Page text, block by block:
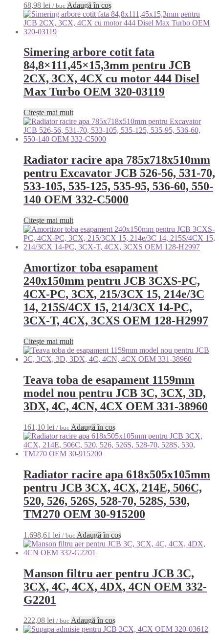
68,98 lei / buc Adaugă în coș
Simering arbore cotit fata
84,8×111,45×15,3mm pentru JCB
2CX, 3CX, 4CX cu motor 444 Disel
Max Turbo OEM 320-03119
Citește mai mult
Radiator racire apa 785x718x510mm
pentru Excavator JCB 526-56, 531-70,
533-105, 535-125, 535-95, 536-60, 550-
140 OEM 332-C5000
Citește mai mult
Amortizor toba esapament
240x150mm pentru JCB 3CXS-PC,
4CX-PC, 3CX, 215/3CX 15, 214e/3C
14, 215S/4CX 15, 214/3CX 14-PC,
3CX-T, 4CX, 3CXS OEM 128-H2997
Citește mai mult
Teava toba de esapament 1159mm
model nou pentru JCB 3C, 3CX, 3D,
3DX, 4C, 4CN, 4CX OEM 331-38960
161,10 lei / buc Adaugă în coș
Radiator racire apa 618x505x105mm
pentru JCB 3CX, 4CX, 214E, 506C,
520, 526, 526S, 528-70, 528S, 530,
TM270 OEM 30-915200
1.698,61 lei / buc Adaugă în coș
Manson filtru aer pentru JCB 3C,
3CX, 4C, 4CX, 4DX, 4CN OEM 332-
G2201
222,08 lei / buc Adaugă în coș